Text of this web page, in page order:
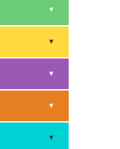
▼
▼
▼
▼
▼